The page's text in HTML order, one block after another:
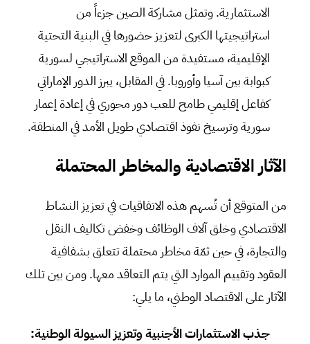
الاستثمارية. وتمثل مشاركة الصين جزءاً من
استراتيجيتها الكبرى لتعزيز حضورها في البنية التحتية
الإقليمية، مستفيدة من الموقع الاستراتيجي لسورية
كبوابة بين آسيا وأوروبا. في المقابل، يبرز الدور الإماراتي
كفاعل إقليمي طامح للعب دور محوري في إعادة إعمار
سورية وترسيخ نفوذ اقتصادي طويل الأمد في المنطقة.
الآثار الاقتصادية والمخاطر المحتملة
من المتوقع أن تُسهم هذه الاتفاقيات في تعزيز النشاط
الاقتصادي وخلق آلاف الوظائف وخفض تكاليف النقل
والتجارة، في حين ثمّة مخاطر محتملة تتعلق بشفافية
العقود وتقييم الموارد التي يتم التعاقد معها. ومن بين تلك
الآثار على الاقتصاد الوطني، ما يلي:
جذب الاستثمارات الأجنبية وتعزيز السيولة الوطنية: